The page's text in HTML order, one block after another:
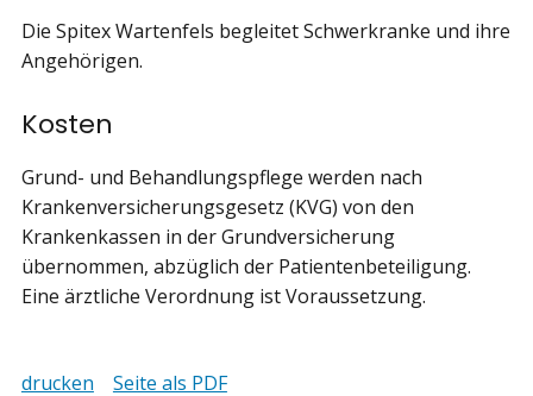
Die Spitex Wartenfels begleitet Schwerkranke und ihre
Angehörigen.
Kosten
Grund- und Behandlungspflege werden nach
Krankenversicherungsgesetz (KVG) von den
Krankenkassen in der Grundversicherung
übernommen, abzüglich der Patientenbeteiligung.
Eine ärztliche Verordnung ist Voraussetzung.
drucken Seite als PDF